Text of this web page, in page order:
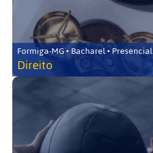
Formiga-MG • Bacharel • Presencial
Direito